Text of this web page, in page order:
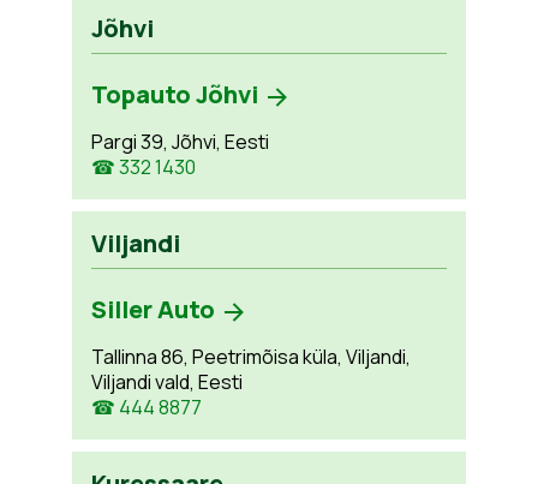
Jõhvi
Topauto Jõhvi
Pargi 39, Jõhvi, Eesti
☎ 332 1430
Viljandi
Siller Auto
Tallinna 86, Peetrimõisa küla, Viljandi,
Viljandi vald, Eesti
☎ 444 8877